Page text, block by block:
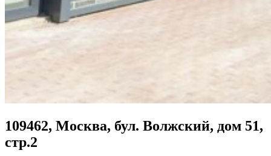
109462, Москва, бул. Волжский, дом 51,
стр.2